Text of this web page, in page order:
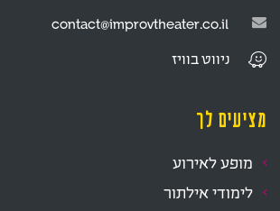
contact@improvtheater.co.il
ניווטבוויז
מציעים לך
מופע לאירוע
לימודי אילתור